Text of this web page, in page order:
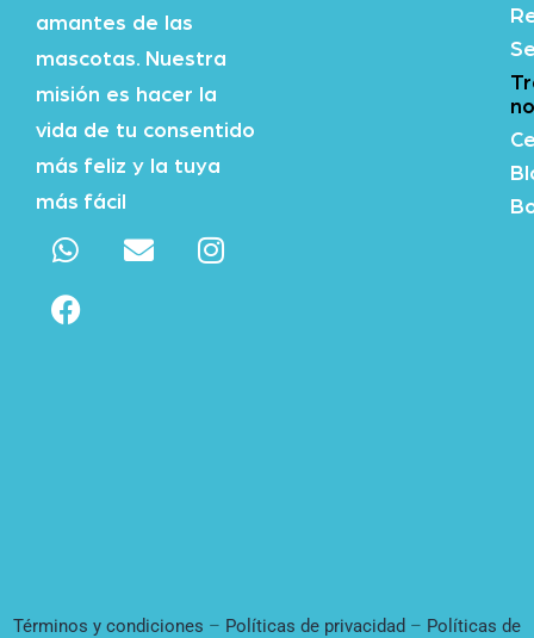
amantes de las
mascotas. Nuestra
misión es hacer la
vida de tu consentido
más feliz y la tuya
más fácil
Términos y condiciones – Políticas de privacidad – Políticas de